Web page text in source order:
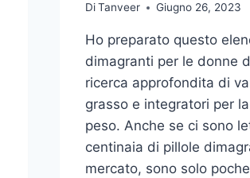
Di Tanveer Giugno 26, 2023
Ho preparato questo
dimagranti per le donne
ricerca approfondita di
grasso e integratori per
peso. Anche se ci sono
centinaia di pillole
mercato, sono solo